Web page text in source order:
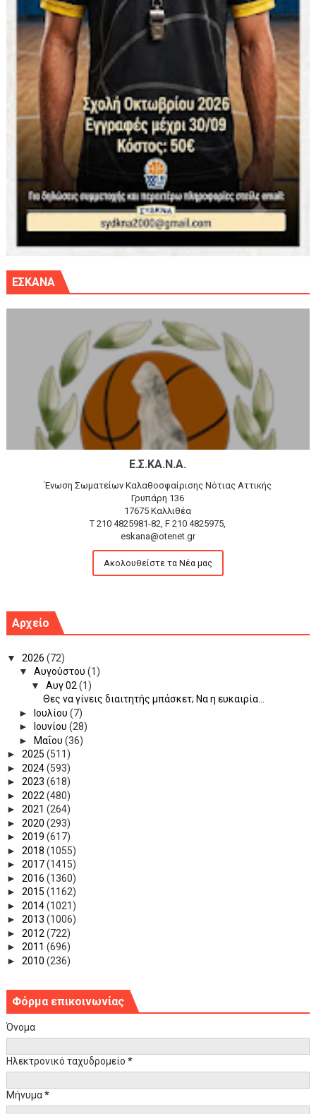
ΕΣΚΑΝΑ
Ε.Σ.ΚΑ.Ν.Α.
Ένωση Σωματείων Καλαθοσφαίρισης Νότιας Αττικής
Γρυπάρη 136
17675 Καλλιθέα
T 210 4825981-82, F 210 4825975,
eskana@otenet.gr
Ακολουθείστε τα Νέα μας
Αρχείο
▼ 2026 (72)
▼ Αυγούστου (1)
▼ Αυγ 02 (1)
Θες να γίνεις διαιτητής μπάσκετ; Να η ευκαιρία...
►
Ιουλίου (7)
►
Ιουνίου (28)
►
Μαΐου (36)
► 2025 (511)
► 2024(593)
► 2023 (618)
► 2022 (480)
► 2021 (264)
► 2020 (293)
► 2019 (617)
► 2018 (1055)
► 2017(1415)
► 2016 (1360)
► 2015 (1162)
► 2014(1021)
► 2013 (1006)
► 2012 (722)
► 2011 (696)
► 2010 (236)
Φόρμα επικοινωνίας
Όνομα
Ηλεκτρονικό ταχυδρομείο *
Μήνυμα*